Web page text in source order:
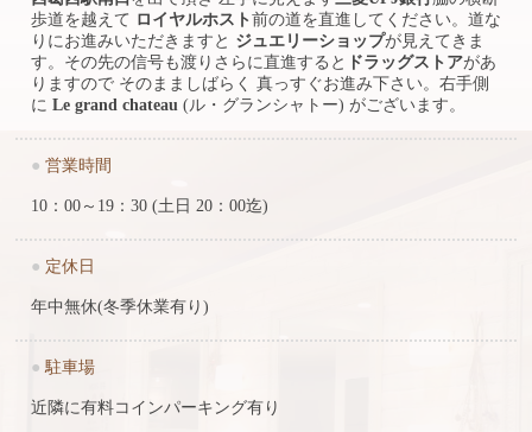
歩道を越えて ロイヤルホスト前の道を直進してください。道な
りにお進みいただきますと ジュエリーショップが見えてきま
す。その先の信号も渡りさらに直進すると ドラッグストアがあ
りますので そのまましばらく 真っすぐお進み下さい。右手側
に Le grand chateau (ル・グランシャトー) がございます。
● 営業時間
10：00～19：30 (土日 20：00迄)
● 定休日
年中無休(冬季休業有り)
● 駐車場
近隣に有料コインパーキング有り